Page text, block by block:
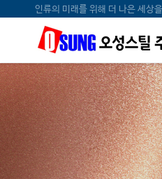
인류의 미래를 위해 더 나은 세상